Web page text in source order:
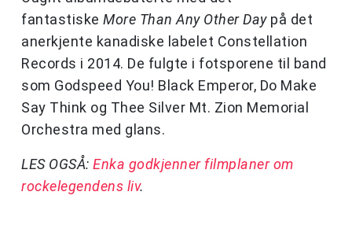
fantastiske More Than Any Other Daypå det
anerkjente kanadiske labelet Constellation
Records i 2014. De fulgte i fotsporene til band
som Godspeed You! Black Emperor, Do Make
Say Think og Thee Silver Mt. Zion Memorial
Orchestra med glans.
LES OGSÅ: Enka godkjenner filmplaner om
rockelegendens liv.